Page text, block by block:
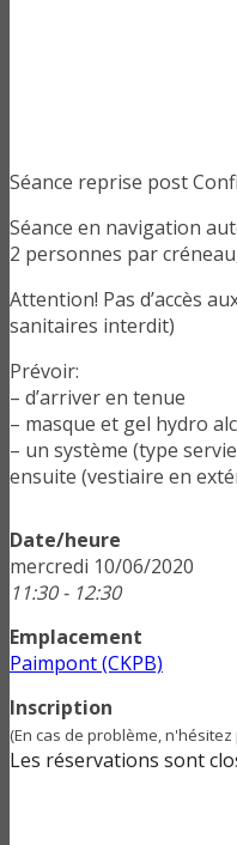
Séance reprise post
Séance en navigation
2 personnes par
Attention! Pas d’accès
sanitaires interdit)
Prévoir:
– d’arriver en tenue
– masque et gel hydro
– un système (type
ensuite (vestiaire en
Date/heure
mercredi 10/06/2020
11:30 - 12:30
Emplacement
Paimpont (CKPB)
Inscription
(En cas de problème,
Les réservations sont